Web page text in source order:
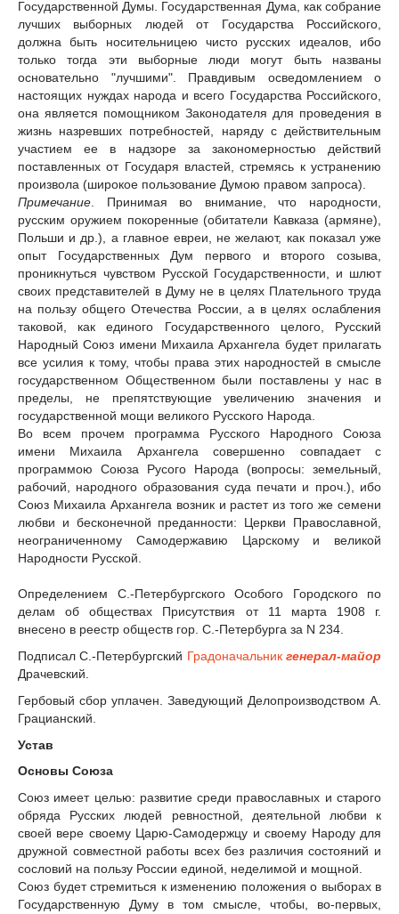
Государственной Думы. Государственная Дума, как собрание
лучших выборных людей от Государства Российского,
должна быть носительницею чисто русских идеалов, ибо
только тогда эти выборные люди могут быть названы
основательно "лучшими". Правдивым осведомлением о
настоящих нуждах народа и всего Государства Российского,
она является помощником Законодателя для проведения в
жизнь назревших потребностей, наряду с действительным
участием ее в надзоре за закономерностью действий
поставленных от Государя властей, стремясь к устранению
произвола (широкое пользование Думою правом запроса).
Примечание . Принимая во внимание, что народности,
русским оружием покоренные (обитатели Кавказа (армяне),
Польши и др.), а главное евреи, не желают, как показал уже
опыт Государственных Дум первого и второго созыва,
проникнуться чувством Русской Государственности, и шлют
своих представителей в Думу не в целях Плательного труда
на пользу общего Отечества России, а в целях ослабления
таковой, как единого Государственного целого, Русский
Народный Союз имени Михаила Архангела будет прилагать
все усилия к тому, чтобы права этих народностей в смысле
государственном Общественном были поставлены у нас в
пределы, не препятствующие увеличению значения и
государственной мощи великого Русского Народа.
Во всем прочем программа Русского Народного Союза
имени Михаила Архангела совершенно совпадает с
программою Союза Русого Народа (вопросы: земельный,
рабочий, народного образования суда печати и проч.), ибо
Союз Михаила Архангела возник и растет из того же семени
любви и бесконечной преданности: Церкви Православной,
неограниченному Самодержавию Царскому и великой
Народности Русской.
Определением С.-Петербургского Особого Городского по
делам об обществах Присутствия от 11 марта 1908 г.
внесено в реестр обществ гор. С.-Петербурга за N 234.
Подписал С.-Петербургский Градоначальник генерал-майор
Драчевский.
Гербовый сбор уплачен. Заведующий Делопроизводством А.
Грацианский.
Устав
Основы Союза
Союз имеет целью: развитие среди православных и старого
обряда Русских людей ревностной, деятельной любви к
своей вере своему Царю-Самодержцу и своему Народу для
дружной совместной работы всех без различия состояний и
сословий на пользу России единой, неделимой и мощной.
Союз будет стремиться к изменению положения о выборах в
Государственную Думу в том смысле, чтобы, во-первых,